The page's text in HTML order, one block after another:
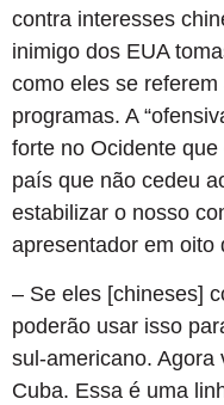
contra interesses
inimigo dos EUA
como eles se
programas. A
forte no Ocidente
país que não cedeu
estabilizar o nosso
apresentador em oito
– Se eles [chineses]
poderão usar isso
sul-americano. Agora
Cuba. Essa é uma